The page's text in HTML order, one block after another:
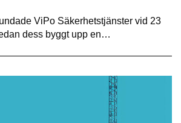
ViPo Säkerhetstjänster vid 23
dess byggt upp en…